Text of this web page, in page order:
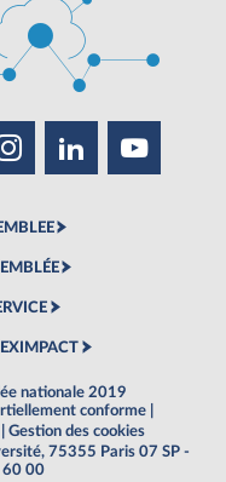
nationale 2019
conforme
Gestion des cookies
75355 Paris 07 SP -
60 00